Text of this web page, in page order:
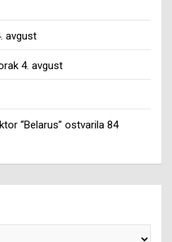
avgust
4. avgust
“Belarus” ostvarila 84